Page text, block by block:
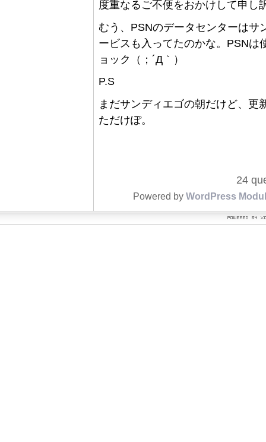
度重なるご不便をおかけして申し
むう、PSNのデータセンターはサ
ービスも入ってたのかな。PSNは
ョック（；´Д｀）
P.S
まだサンディエゴの朝だけど、更
ただけぽ。
24
Powered by WordPress